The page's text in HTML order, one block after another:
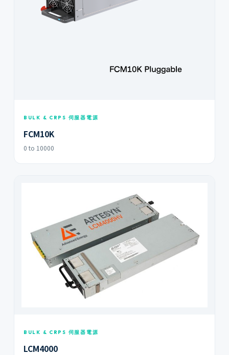
BULK & CRPS 伺服器電源
FCM10K
0 to 10000
BULK & CRPS 伺服器電源
LCM4000